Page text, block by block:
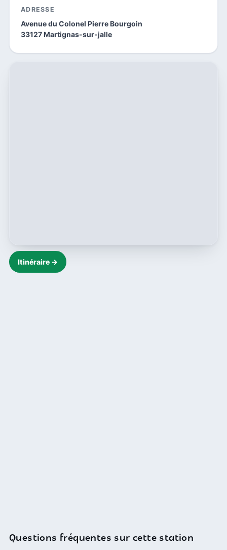
ADRESSE
Avenue du Colonel Pierre Bourgoin
33127 Martignas-sur-jalle
Itinéraire →
Questions fréquentes sur cette station